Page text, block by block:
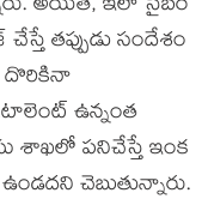
తప్పుడు సందేశం
దొరికినా
ఉన్నంత
శాఖలో పనిచేస్తే ఇంక
చెబుతున్నారు.